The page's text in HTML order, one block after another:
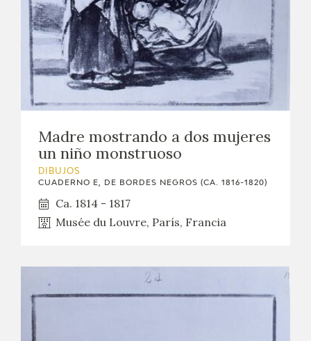
Madre mostrando a dos mujeres
un niño monstruoso
DIBUJOS
CUADERNO E, DE BORDES NEGROS (CA. 1816-1820)
Ca. 1814 - 1817
Musée du Louvre, París, Francia